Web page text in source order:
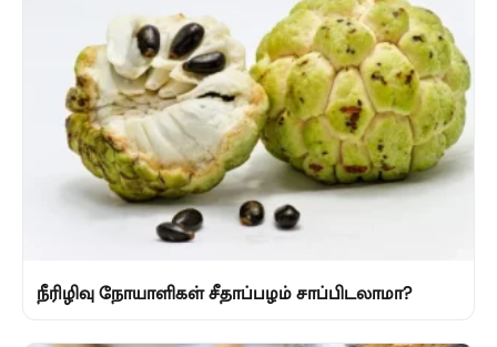
நீரிழிவு நோயாளிகள் சீதாப்பழம் சாப்பிடலாமா?